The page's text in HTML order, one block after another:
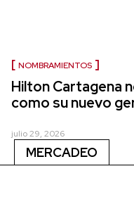
NOMBRAMIENTOS
Hilton Cartagena
como su nuevo
julio 29, 2026
MERCADEO